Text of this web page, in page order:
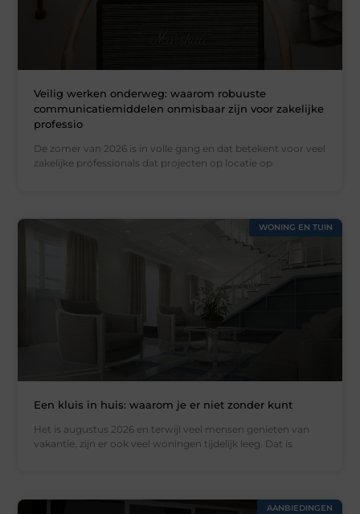
Veilig werken onderweg: waarom robuuste
communicatiemiddelen onmisbaar zijn voor zakelijke
professio
De zomer van 2026 is in volle gang en dat betekent voor veel
zakelijke professionals dat projecten op locatie op
WONING EN TUIN
Een kluis in huis: waarom je er niet zonder kunt
Het is augustus 2026 en terwijl veel mensen genieten van
vakantie, zijn er ook veel woningen tijdelijk leeg. Dat is
AANBIEDINGEN